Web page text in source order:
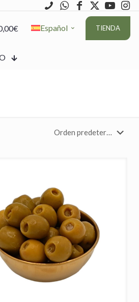
Español TIENDA